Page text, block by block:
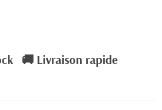
🚚 Livraison rapide